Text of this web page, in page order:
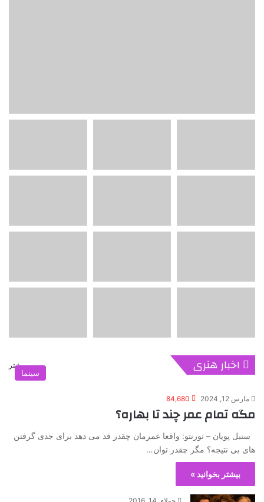
اخبار هنری بیشتر
سینما
مارس 12, 2024 84,680
مگه تمام عمر چند تا بهاره؟
سنبل پویان – تورنتو: واقعا عمرمان چقدر قد می دهد برای جدی گرفتن
های بی نتیجه؟ مگر چقدر توان…
بیشتر بخوانید »